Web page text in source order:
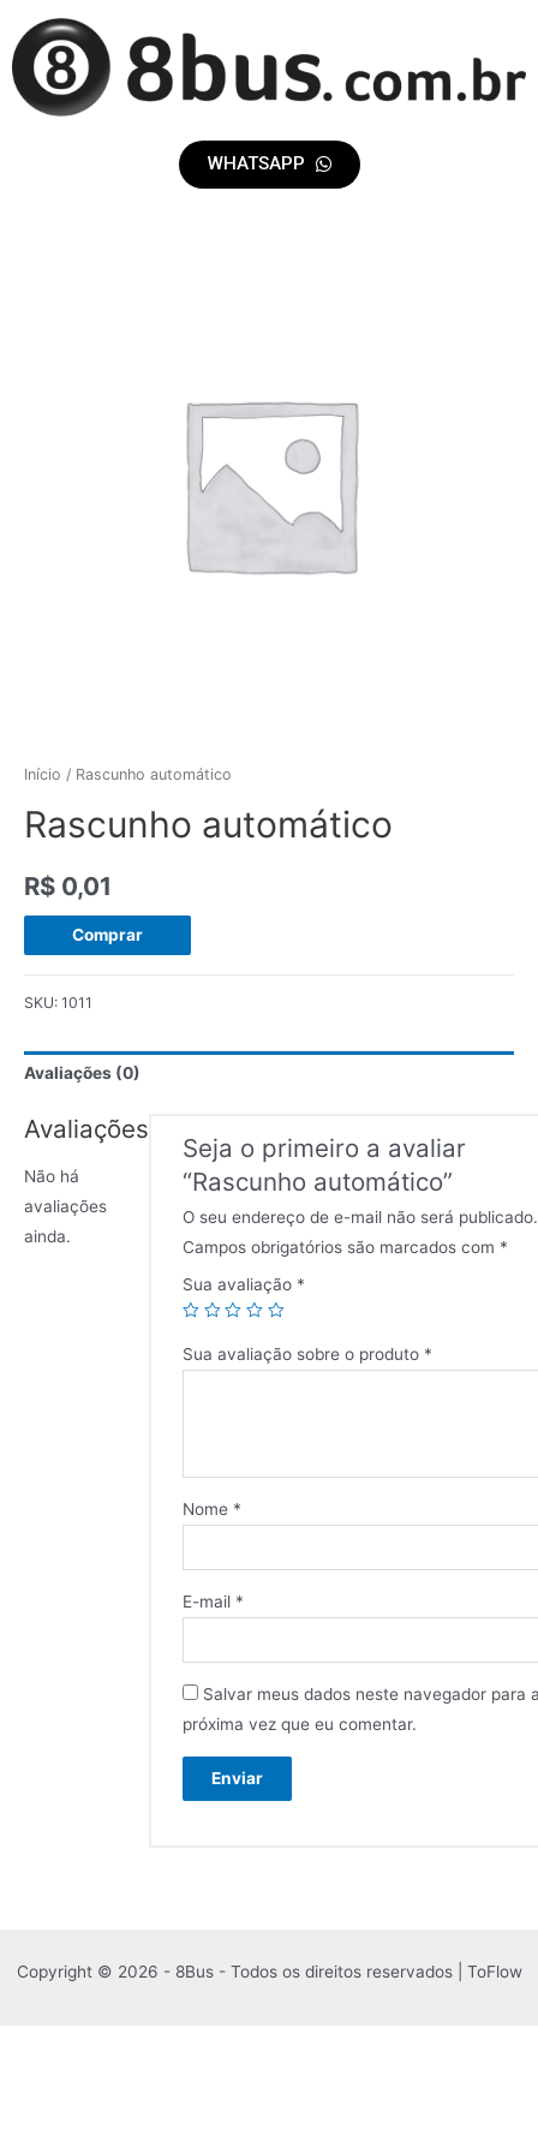
WHATSAPP
Início / Rascunho automático
Rascunho automático
R$ 0,01
Comprar
SKU: 1011
Avaliações (0)
Avaliações
Não há
avaliações
ainda.
Seja o primeiro a avaliar
“Rascunho automático”
O seu endereço de e-mail não será publicado.
Campos obrigatórios são marcados com *
Sua avaliação *
Sua avaliação sobre o produto *
Nome *
E-mail *
Salvar meus dados neste navegador para
próxima vez que eu comentar.
Copyright © 2026 - 8Bus - Todos os direitos reservados | ToFlow